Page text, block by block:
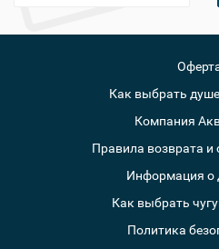
Как выбрать
Компания
Правила возврата и
Информация о
Как выбрать
Политика